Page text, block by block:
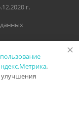
г.
Разработано в ,